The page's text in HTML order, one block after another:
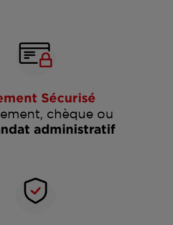
Sécurisé
chèque ou
administratif